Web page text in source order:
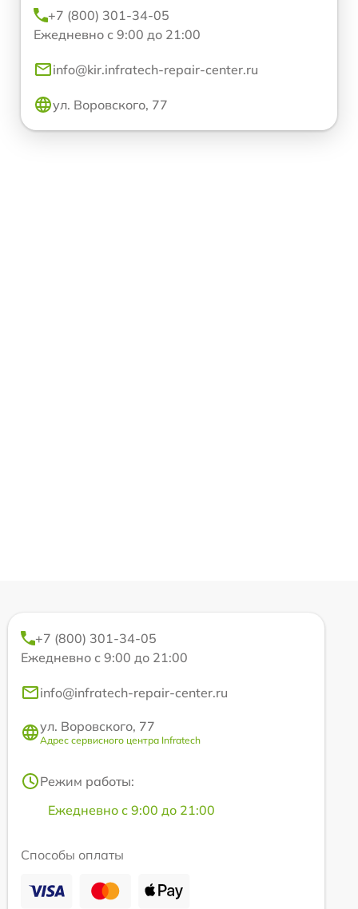
+7 (800) 301-34-05
Ежедневно с 9:00 до 21:00
info@kir.infratech-repair-center.ru
ул. Воровского, 77
+7 (800) 301-34-05
Ежедневно с 9:00 до 21:00
info@infratech-repair-center.ru
ул. Воровского, 77
Адрес сервисного центра Infratech
Режим работы:
Ежедневно с 9:00 до 21:00
Способы оплаты